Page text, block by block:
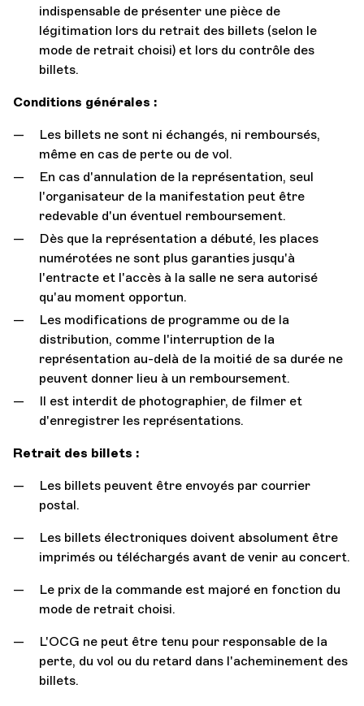
indispensable de présenter une pièce de
légitimation lors du retrait des billets (selon le
mode de retrait choisi) et lors du contrôle des
billets.
Conditions générales :
Les billets ne sont ni échangés, ni remboursés,
même en cas de perte ou de vol.
En cas d'annulation de la représentation, seul
l'organisateur de la manifestation peut être
redevable d'un éventuel remboursement.
Dès que la représentation a débuté, les places
numérotées ne sont plus garanties jusqu'à
l'entracte et l'accès à la salle ne sera autorisé
qu'au moment opportun.
Les modifications de programme ou de la
distribution, comme l'interruption de la
représentation au-delà de la moitié de sa durée ne
peuvent donner lieu à un remboursement.
Il est interdit de photographier, de filmer et
d'enregistrer les représentations.
Retrait des billets :
Les billets peuvent être envoyés par courrier
postal.
Les billets électroniques doivent absolument être
imprimés ou téléchargés avant de venir au concert.
Le prix de la commande est majoré en fonction du
mode de retrait choisi.
L'OCG ne peut être tenu pour responsable de la
perte, du vol ou du retard dans l'acheminement des
billets.
Se connecter